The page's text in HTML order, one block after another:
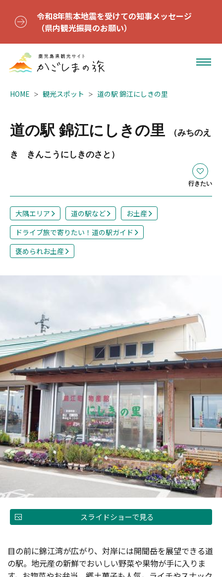
令和8年熊本地震を受けての知事メッセージ
（県内観光振興のお願い）
HOME 観光スポット 道の駅 錦江にしきの里
道の駅 錦江にしきの里 （みちのえ
き きんこうにしきのさと）
行きたい
大隅エリア 道の駅など
お土産
ドライブ旅で寄りたい！道の駅ガイド
褒められお土産
スライドショーで見る
目の前に錦江湾が広がり、対岸には開聞岳を展望できる道
の駅。地元産の新鮮でおいしい野菜や果物が手に入りま